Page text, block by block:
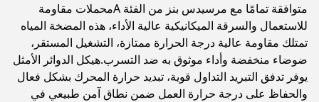
متوافقة تمامًا مع مرسيدس بنز من الفئة Aمحملات مقاومة
للاستعمال والسرقة الميكانيكية عالية الأداء، هذه المضخة المياه
تمتلك مقاومة عالية درجة الحرارة ممتازة، التشغيل المستقر،
ضوضاء منخفضة وأداء موثوق به ضد التسرب.هيكل الدوائر الأمثل
يوفر تدفق التبريد التداول قوية، تبديد حرارة المحرك بشكل فعال
والحفاظ على درجة حرارة العمل ضمن نطاق آمن طبيعي في